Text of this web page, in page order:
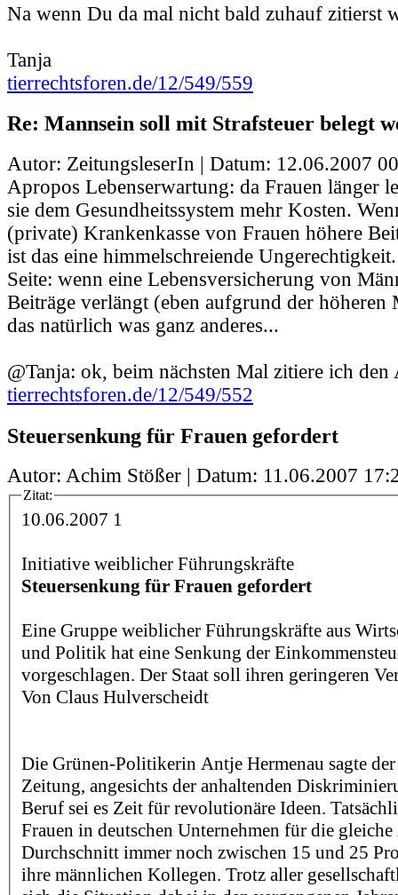
Na wenn Du da mal nicht bald zuhauf zitierst
Tanja
tierrechtsforen.de/12/549/559
Re: Mannsein soll mit Strafsteuer belegt
Autor: ZeitungsleserIn | Datum: 12.06.2007
Apropos Lebenserwartung: da Frauen länger
sie dem Gesundheitssystem mehr Kosten.
(private) Krankenkasse von Frauen höhere
ist das eine himmelschreiende
Seite: wenn eine Lebensversicherung von
Beiträge verlängt (eben aufgrund der höheren
das natürlich was ganz anderes...
@Tanja: ok, beim nächsten Mal zitiere ich
tierrechtsforen.de/12/549/552
Steuersenkung für Frauen gefordert
Autor: Achim Stößer | Datum: 11.06.2007
Zitat:
10.06.2007 1
Initiative weiblicher Führungskräfte
Steuersenkung für Frauen gefordert
Eine Gruppe weiblicher Führungskräfte aus
und Politik hat eine Senkung der
vorgeschlagen. Der Staat soll ihren geringeren
Von Claus Hulverscheidt
Die Grünen-Politikerin Antje Hermenau sagte der
Zeitung, angesichts der anhaltenden
Beruf sei es Zeit für revolutionäre Ideen.
Frauen in deutschen Unternehmen für die
Durchschnitt immer noch zwischen 15 und 25
ihre männlichen Kollegen. Trotz aller